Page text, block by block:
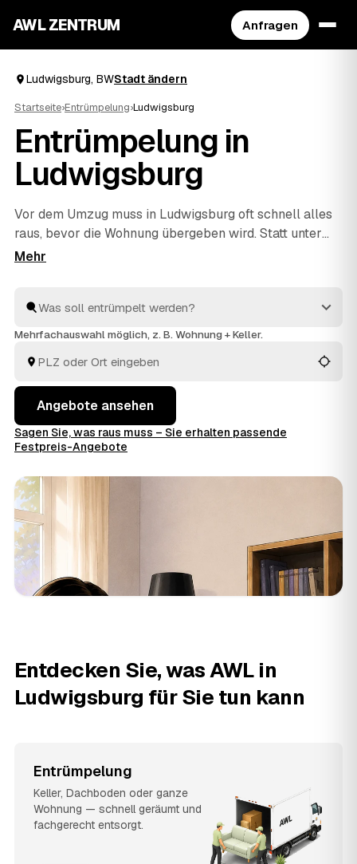
AWL ZENTRUM Anfragen
Ludwigsburg, BWStadt ändern
Startseite›Entrümpelung›Ludwigsburg
Entrümpelung in
Ludwigsburg
Vor dem Umzug muss in Ludwigsburg oft schnell alles
raus, bevor die Wohnung übergeben wird. Statt unter
Zeitdruck den erstbesten Betrieb zu nehmen, stellen
KornwestheimundBietigheim-Bissingen
vergleichen Sie Preise und Termine, auch wenn es eilig
fachgerechte Entsorgung.
Mehrfachauswahl möglich, z. B. Wohnung + Keller.
Angebote ansehen
Sagen Sie, was raus muss – Sie erhalten passende
Festpreis-Angebote
Entdecken Sie, was AWL in
Ludwigsburg für Sie tun kann
Entrümpelung
Keller, Dachboden oder ganze
Wohnung — schnell geräumt und
fachgerecht entsorgt.